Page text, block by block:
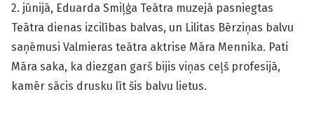
2. jūnijā, Eduarda Smiļģa Teātra muzejā pasniegtas
Teātra dienas izcilības balvas, un Lilitas Bērziņas balvu
saņēmusi Valmieras teātra aktrise Māra Mennika. Pati
Māra saka, ka diezgan garš bijis viņas ceļš profesijā,
kamēr sācis drusku līt šis balvu lietus.